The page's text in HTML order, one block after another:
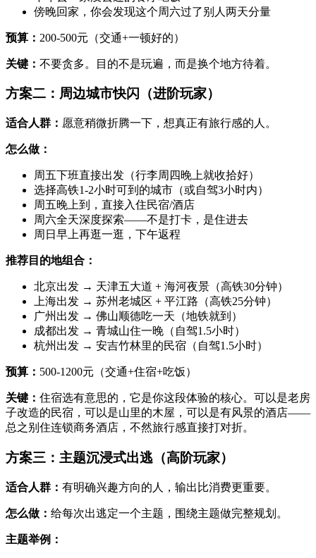
傍晚回家，你会发现这个周六过了别人两天分量
预算： 200-500元（交通+一顿好的）
关键： 不要贪多。目的不是玩遍，而是换个地方待着。
方案二：周边城市快闪（进阶玩家）
适合人群： 愿意稍微折腾一下，想真正有旅行感的人。
怎么做：
周五下班直接出发（行李周四晚上就收拾好）
选择高铁1-2小时可到的城市（或自驾3小时内）
周五晚上到，直接入住民宿/酒店
周六全天深度探索——不是打卡，是住进去
周日早上再逛一逛，下午返程
推荐目的地组合：
北京出发 → 天津五大道 + 海河夜景（高铁30分钟）
上海出发 → 苏州老城区 + 平江路（高铁25分钟）
广州出发 → 佛山顺德吃一天（地铁就到）
成都出发 → 青城山住一晚（自驾1.5小时）
杭州出发 → 安吉竹林里的民宿（自驾1.5小时）
预算： 500-1200元（交通+住宿+吃饭）
关键： 住宿选有意思的，它是你这段体验的核心。可以是老房
子改造的民宿，可以是山里的木屋，可以是有风景的酒店——
总之别住连锁商务酒店，不然旅行感直接打对折。
方案三：主题沉浸式出逃（高阶玩家）
适合人群： 有明确兴趣方向的人，输出比消费更重要。
怎么做： 给每次出逃定一个主题，围绕主题做完整规划。
主题举例：